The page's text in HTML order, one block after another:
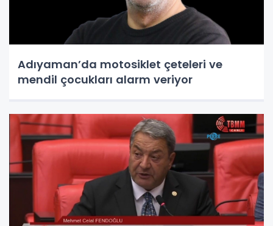
Adıyaman’da motosiklet çeteleri ve
mendil çocukları alarm veriyor